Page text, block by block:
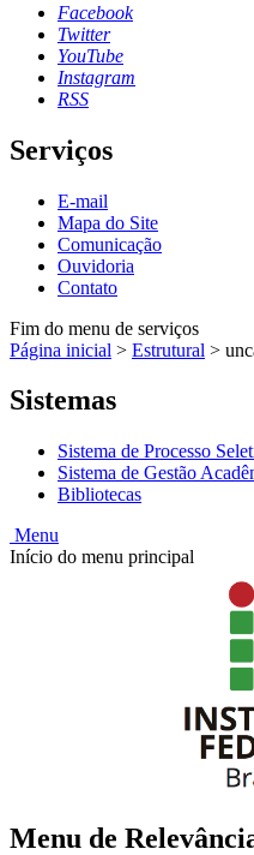
Facebook
Twitter
YouTube
Instagram
RSS
Serviços
E-mail
Mapa do Site
Comunicação
Ouvidoria
Contato
Fim do menu de serviços
Página inicial > Estrutural >
Sistemas
Sistema de Processo
Sistema de Gestão
Bibliotecas
Menu
Início do menu principal
Menu de